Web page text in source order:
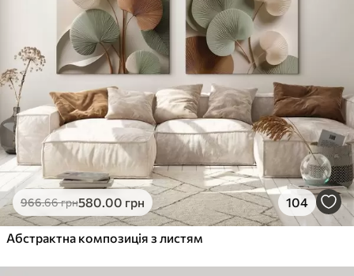
966.66грн580.00 грн 104
Абстрактна композиція з листям